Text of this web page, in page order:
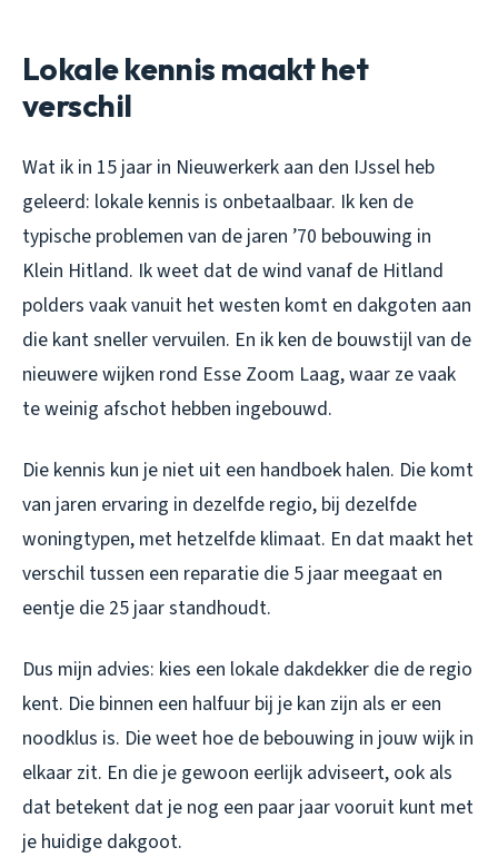
Lokale kennis maakt het
verschil
Wat ik in 15 jaar in Nieuwerkerk aan den IJssel heb
geleerd: lokale kennis is onbetaalbaar. Ik ken de
typische problemen van de jaren ’70 bebouwing in
Klein Hitland. Ik weet dat de wind vanaf de Hitland
polders vaak vanuit het westen komt en dakgoten aan
die kant sneller vervuilen. En ik ken de bouwstijl van de
nieuwere wijken rond Esse Zoom Laag, waar ze vaak
te weinig afschot hebben ingebouwd.
Die kennis kun je niet uit een handboek halen. Die komt
van jaren ervaring in dezelfde regio, bij dezelfde
woningtypen, met hetzelfde klimaat. En dat maakt het
verschil tussen een reparatie die 5 jaar meegaat en
eentje die 25 jaar standhoudt.
Dus mijn advies: kies een lokale dakdekker die de regio
kent. Die binnen een halfuur bij je kan zijn als er een
noodklus is. Die weet hoe de bebouwing in jouw wijk in
elkaar zit. En die je gewoon eerlijk adviseert, ook als
dat betekent dat je nog een paar jaar vooruit kunt met
je huidige dakgoot.